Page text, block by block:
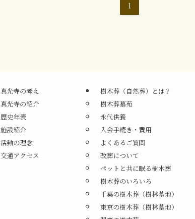
1
真光寺の考え
真光寺の紹介
歴史年表
施設紹介
活動の理念
交通アクセス
樹木葬（自然葬）とは？
樹木葬墓苑
永代供養
入会手続き・費用
よくあるご質問
改葬について
ペットと共に眠る樹木葬
樹木葬のいろいろ
千葉の樹木葬（樹林墓地）
東京の樹木葬（樹林墓地）